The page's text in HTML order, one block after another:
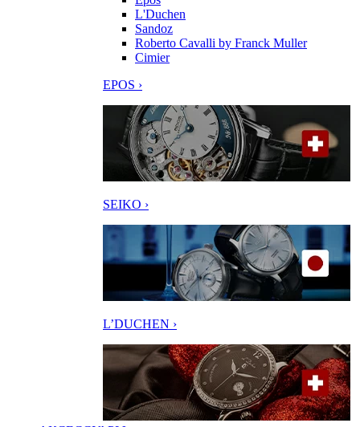
L'Duchen
Sandoz
Roberto Cavalli by Franck Muller
Cimier
EPOS ›
SEIKO ›
L’DUCHEN ›